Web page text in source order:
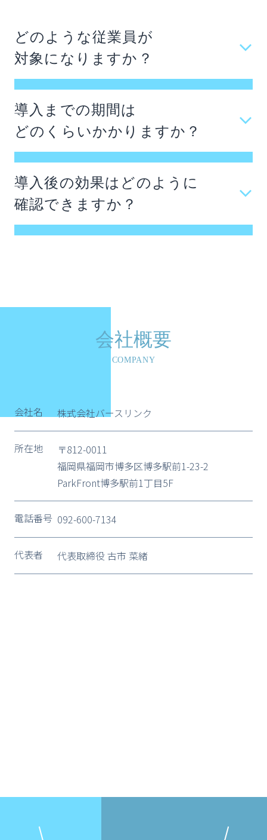
どのような従業員が
対象になりますか？
主に「妊娠・出産・育児・介護・病気」といっ
家族（二親等まで）が対象です。また、管理職や
人事担当者様向けの研修・アドバイスもご提供
しています。
導入までの期間は
どのくらいかかりますか？
企業規模やニーズによって異なりますが、ヒアリ
知を経て、通常は数週間から1〜2ヶ月程度で運
用開始が可能です。
導入後の効果はどのように
確認できますか？
毎月の利用状況や満足度をモニタリングして、
会社概要
COMPANY
会社名 株式会社バースリンク
所在地
〒812-0011
福岡県福岡市博多区博多駅前1-23-2
ParkFront博多駅前1丁目5F
電話番号 092-600-7134
代表者 代表取締役 古市 菜緒